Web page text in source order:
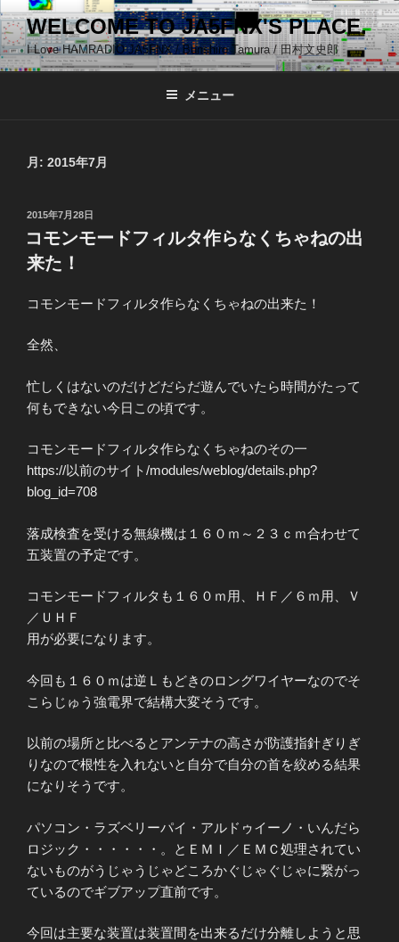
コ
ン
テ
ン
WELCOME TO JA5FNX'S PLACE.
I Love HAMRADIO JA5FNX / Bunshiro Tamura / 田村文史郎
メニュー
月: 2015年7月
投
日:
2015年7月28日
コモンモードフィルタ作らなくちゃねの出
来た！
コモンモードフィルタ作らなくちゃねの出来た！
全然、
忙しくはないのだけどだらだ遊んでいたら時間がたって
何もできない今日この頃です。
コモンモードフィルタ作らなくちゃねのその一
https://以前のサイト/modules/weblog/details.php?
blog_id=708
落成検査を受ける無線機は１６０ｍ～２３ｃｍ合わせて
五装置の予定です。
コモンモードフィルタも１６０ｍ用、ＨＦ／６ｍ用、Ｖ
／ＵＨＦ
用が必要になります。
今回も１６０ｍは逆Ｌもどきのロングワイヤーなのでそ
こらじゅう強電界で結構大変そうです。
以前の場所と比べるとアンテナの高さが防護指針ぎりぎ
りなので根性を入れないと自分で自分の首を絞める結果
になりそうです。
パソコン・ラズベリーパイ・アルドゥイーノ・いんだら
ロジック・・・・・・。とＥＭＩ／ＥＭＣ処理されてい
ないものがうじゃうじゃどころかぐじゃぐじゃに繋がっ
ているのでギブアップ直前です。
今回は主要な装置は装置間を出来るだけ分離しようと思